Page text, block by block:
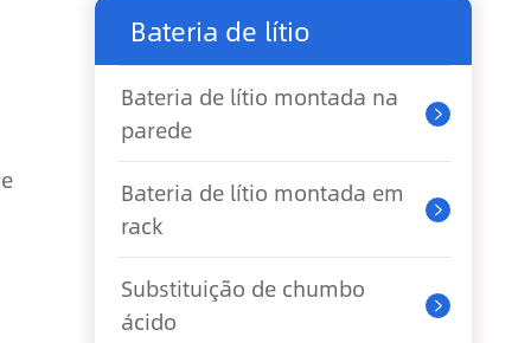
Bateria de lítio
Bateria de lítio montada na
parede

Bateria de lítio montada em
rack

Substituição de chumbo
ácido
